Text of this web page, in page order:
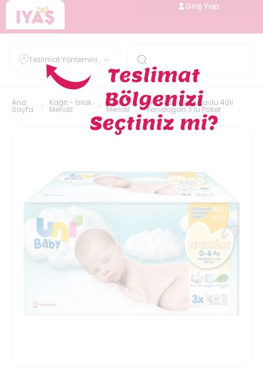
Giriş Yap
Teslimat Yöntemini
Belirle
Ana
Sayfa
Kağıt - Islak
Mendil
Islak
Mendil
Uni Baby Islak Havlu 40li
Yenidogan 3 lu Paket